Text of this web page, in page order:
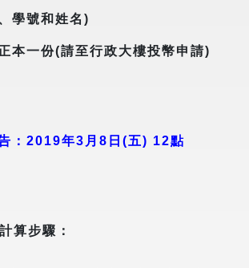
學號和姓名)
本一份(請至行政大樓投幣申請)
：2019年3月8日(五) 12點
算步驟：